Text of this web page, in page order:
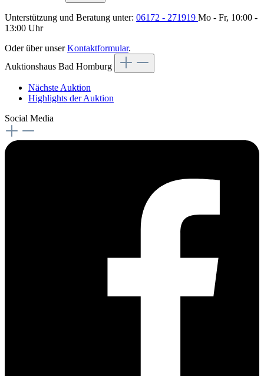
Unterstützung und Beratung unter: 06172 - 271919 Mo - Fr, 10:00 -
13:00 Uhr
Oder über unserKontaktformular.
Auktionshaus Bad Homburg
Nächste Auktion
Highlights der Auktion
Social Media